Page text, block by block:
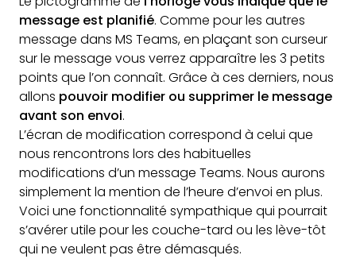
message est planifié. Comme pour les autres
message dans MS Teams, en plaçant son curseur
sur le message vous verrez apparaître les 3 petits
points que l’on connaît. Grâce à ces derniers, nous
allons pouvoir modifier ou supprimer le message
avant son envoi.
L’écran de modification correspond à celui que
nous rencontrons lors des habituelles
modifications d’un message Teams. Nous aurons
simplement la mention de l’heure d’envoi en plus.
Voici une fonctionnalité sympathique qui pourrait
s’avérer utile pour les couche-tard ou les lève-tôt
qui ne veulent pas être démasqués.